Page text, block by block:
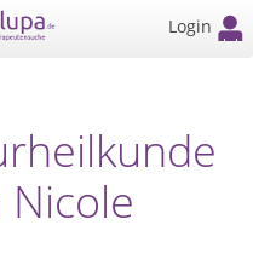
Login